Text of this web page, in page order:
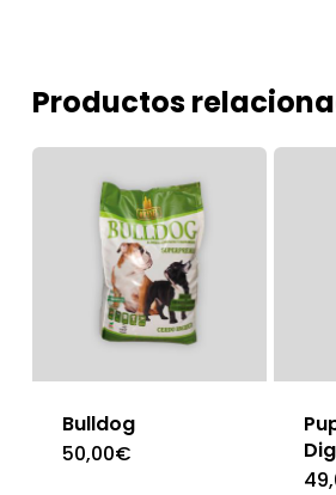
Productos
Bulldog
50,00€